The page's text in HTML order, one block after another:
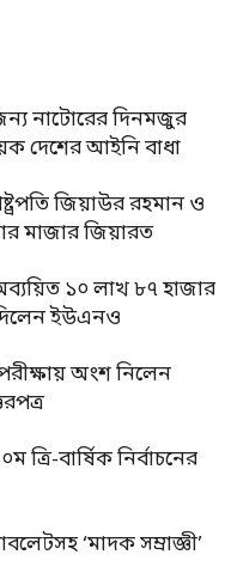
নাটোরের দিনমজুর
দেশের আইনি বাধা
জিয়াউর রহমান ও
মাজার জিয়ারত
১০ লাখ ৮৭ হাজার
দিলেন ইউএনও
অংশ নিলেন
ত্রি-বার্ষিক নির্বাচনের
‘মাদক সম্রাজ্ঞী’